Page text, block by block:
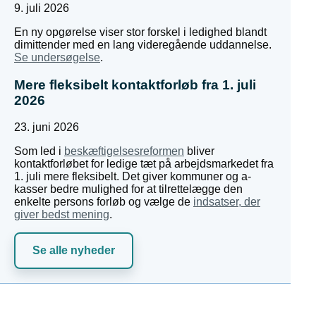
9. juli 2026
En ny opgørelse viser stor forskel i ledighed blandt
dimittender med en lang videregående uddannelse.
Se undersøgelse.
Mere fleksibelt kontaktforløb fra 1. juli
2026
23. juni 2026
Som led i beskæftigelsesreformen bliver
kontaktforløbet for ledige tæt på arbejdsmarkedet fra
1. juli mere fleksibelt. Det giver kommuner og a-
kasser bedre mulighed for at tilrettelægge den
enkelte persons forløb og vælge de indsatser, der
giver bedst mening.
Se alle nyheder